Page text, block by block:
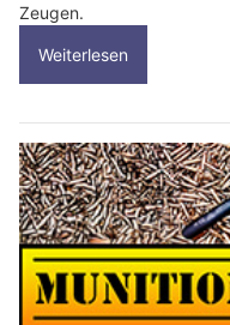
Zeugen.
Weiterlesen